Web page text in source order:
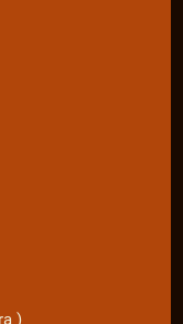
)